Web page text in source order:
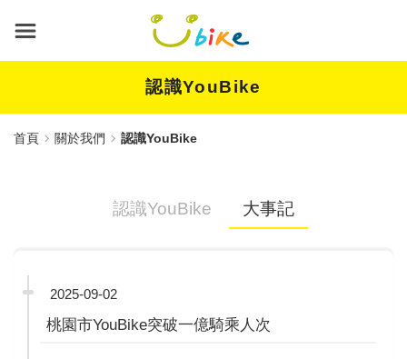
要
認識YouBike
首頁 關於我們 認識YouBike
認識YouBike 大事記
2025-09-02
桃園市YouBike突破一億騎乘人次